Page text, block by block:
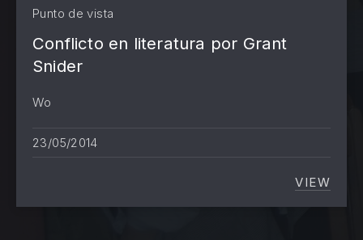
Punto de vista
Conflicto en literatura por Grant
Snider
Wo
23/05/2014
VIEW
PREVIOUS